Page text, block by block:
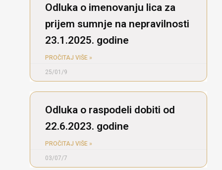
Odluka o imenovanju lica za
prijem sumnje na nepravilnosti
23.1.2025. godine
PROČITAJ VIŠE »
25/01/9
Odluka o raspodeli dobiti od
22.6.2023. godine
PROČITAJ VIŠE »
03/07/7